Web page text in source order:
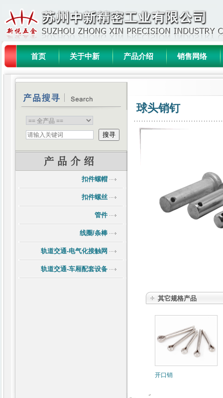
首页 关于中新 产品介绍 销售网络
扣件螺帽
扣件螺丝
管件
线圈/条棒
轨道交通-电气化接触网
轨道交通-车厢配套设备
球头销钉
其它规格产品
开口销